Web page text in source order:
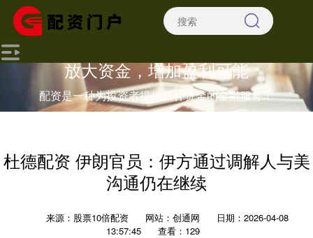
放大资金，增加盈利可能
配资是一种为投资者提供杠杆资金的金融服务！
杜德配资 伊朗官员：伊方通过调解人与美
沟通仍在继续
来源：股票10倍配资 网站：创通网
日期：2026-04-08
13:57:45
查看：129